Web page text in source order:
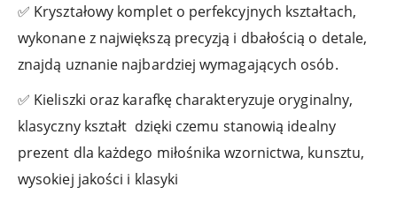
✅ Kryształowy komplet o perfekcyjnych kształtach,
wykonane z największą precyzją i dbałością o detale,
znajdą uznanie najbardziej wymagających osób.
✅ Kieliszki oraz karafkę charakteryzuje oryginalny,
klasyczny kształt dzięki czemu stanowią idealny
prezent dla każdego miłośnika wzornictwa, kunsztu,
wysokiej jakości i klasyki